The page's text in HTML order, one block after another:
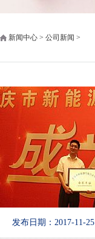
新闻中心 > 公司新闻 >
发布日期：2017-11-25